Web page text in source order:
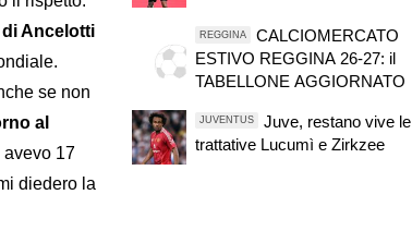
Ancelotti
se non
al
avevo 17
diedero la
REGGINA
CALCIOMERCATO
ESTIVO REGGINA 26-27: il
TABELLONE AGGIORNATO
JUVENTUS
Juve, restano vive le
trattative Lucumì e Zirkzee